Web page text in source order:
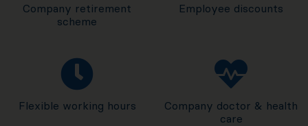
Company retirement
scheme
Employee discounts
Flexible working hours
Company doctor & health
care